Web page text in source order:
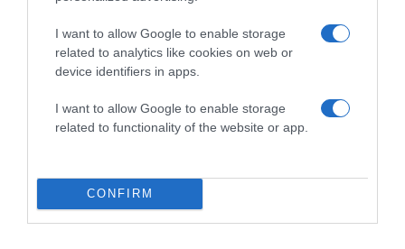
I want to allow Google to enable storage
related to analytics like cookies on web or
device identifiers in apps.
I want to allow Google to enable storage
related to functionality of the website or app.
CONFIRM
Így készíts bélbarát, szuperlaktató reggelit